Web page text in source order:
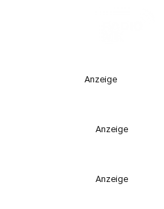
Anzeige
Anzeige
Anzeige